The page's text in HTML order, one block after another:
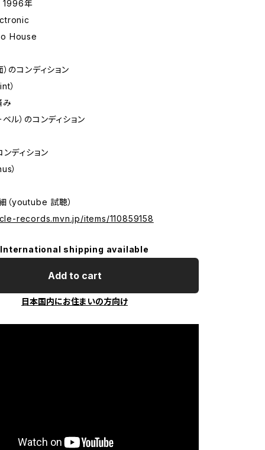
1996年
House
のコンディション
）
み
ル）のコンディション
ンディション
）
（youtube 試聴）
records.mvn.jp/items/110859158
International shipping available
Add to cart
日本国内にお住まいの方向け